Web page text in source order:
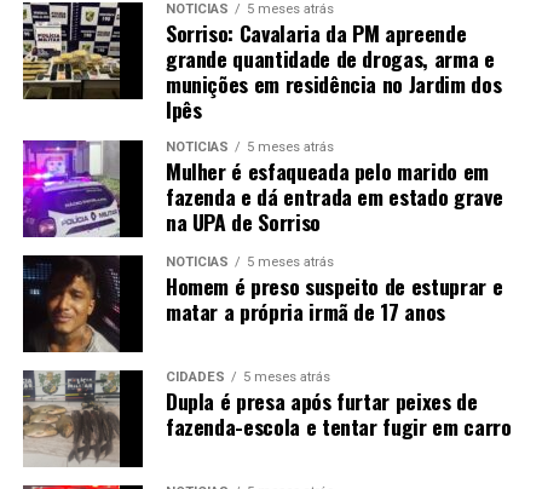
NOTÍCIAS 5 meses atrás
Sorriso: Cavalaria da PM apreende
grande quantidade de drogas, arma e
munições em residência no Jardim dos
Ipês
NOTÍCIAS 5 meses atrás
Mulher é esfaqueada pelo marido em
fazenda e dá entrada em estado grave
na UPA de Sorriso
NOTÍCIAS 5 meses atrás
Homem é preso suspeito de estuprar e
matar a própria irmã de 17 anos
CIDADES 5 meses atrás
Dupla é presa após furtar peixes de
fazenda-escola e tentar fugir em carro